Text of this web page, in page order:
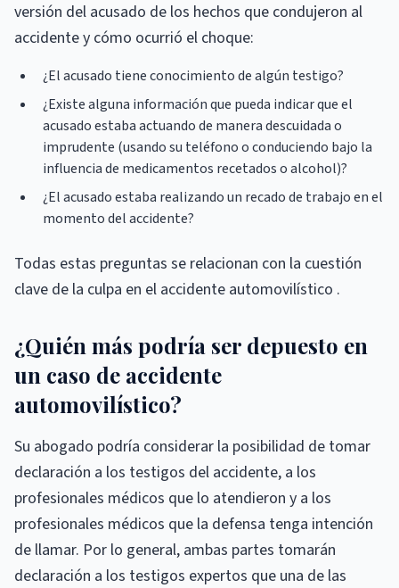
versión del acusado de los hechos que condujeron al
accidente y cómo ocurrió el choque:
¿El acusado tiene conocimiento de algún testigo?
¿Existe alguna información que pueda indicar que el
acusado estaba actuando de manera descuidada o
imprudente (usando su teléfono o conduciendo bajo la
influencia de medicamentos recetados o alcohol)?
¿El acusado estaba realizando un recado de trabajo en el
momento del accidente?
Todas estas preguntas se relacionan con la cuestión
clave de la culpa en el accidente automovilístico .
¿Quién más podría ser depuesto en
un caso de accidente
automovilístico?
Su abogado podría considerar la posibilidad de tomar
declaración a los testigos del accidente, a los
profesionales médicos que lo atendieron y a los
profesionales médicos que la defensa tenga intención
de llamar. Por lo general, ambas partes tomarán
declaración a los testigos expertos que una de las